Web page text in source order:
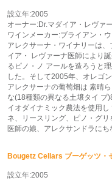
設立年:2005
オーナー:Dr.マダイア・レヴァ
ワインメーカー:ブライアン・
アレクサーナ・ワイナリーは
イア・ レヴァーナ医師により
るピノ・ノ アールを造ろうと
した。そして2005年、オレゴ
アレクサーナの葡萄畑は 素晴
な(18種類の異なる土壌タイ プ
イオダイナミック農法を使用
ネ、リースリング、ピノ・グ
医師の娘、アレクサンドラにち
Bougetz Cellars ブーゲッツ・
設立年:2005